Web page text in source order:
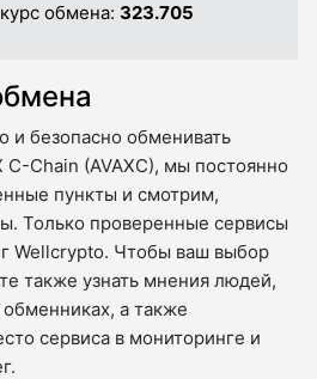
обмена: 323.705
и безопасно обменивать
C-Chain (AVAXC), мы постоянно
пункты и смотрим,
Только проверенные сервисы
Wellcrypto. Чтобы ваш выбор
также узнать мнения людей,
а также
сервиса в мониторинге и